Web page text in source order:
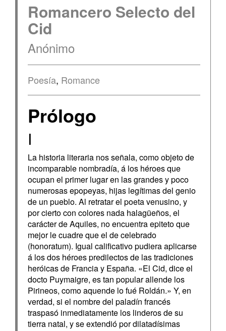
Romancero Selecto del
Cid
Anónimo
Poesía, Romance
Prólogo
I
La historia literaria nos señala, como objeto de
incomparable nombradía, á los héroes que
ocupan el primer lugar en las grandes y poco
numerosas epopeyas, hijas legítimas del genio
de un pueblo. Al retratar el poeta venusino, y
por cierto con colores nada halagüeños, el
carácter de Aquiles, no encuentra epiteto que
mejor le cuadre que el de celebrado
(honoratum). Igual calificativo pudiera aplicarse
á los dos héroes predilectos de las tradiciones
heróicas de Francia y España. «El Cid, dice el
docto Puymaigre, es tan popular allende los
Pirineos, como aquende lo fué Roldán.» Y, en
verdad, si el nombre del paladín francés
traspasó inmediatamente los linderos de su
tierra natal, y se extendió por dilatadísimas